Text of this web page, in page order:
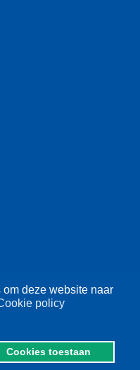
deze website naar
policy
Cookies toestaan